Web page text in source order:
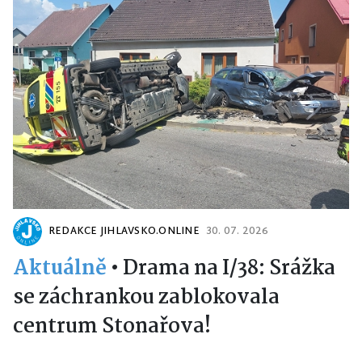
REDAKCE JIHLAVSKO.ONLINE 30. 07. 2026
Aktuálně • Drama na I/38: Srážka
se záchrankou zablokovala
centrum Stonařova!